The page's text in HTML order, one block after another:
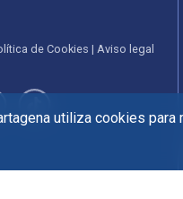
utiliza cookies
de Cookies
Aviso legal